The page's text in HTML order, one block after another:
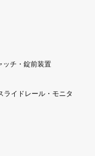
ッチ・錠前装置
ライドレール・モニタ